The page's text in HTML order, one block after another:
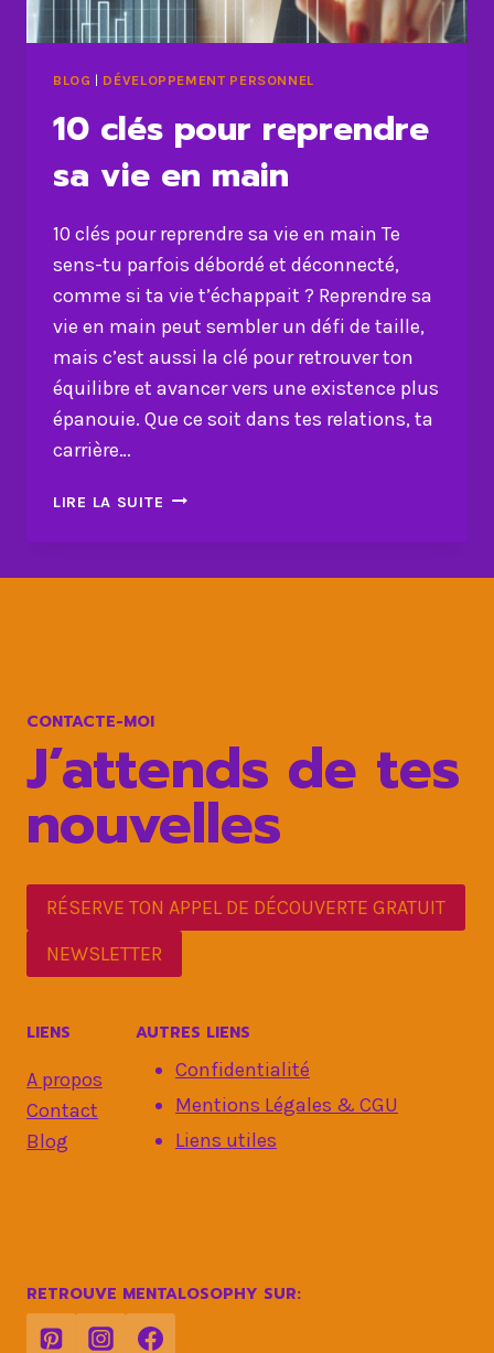
BLOG | DÉVELOPPEMENT PERSONNEL
10 clés pour reprendre
sa vie en main
10 clés pour reprendre sa vie en main Te
sens-tu parfois débordé et déconnecté,
comme si ta vie t’échappait ? Reprendre sa
vie en main peut sembler un défi de taille,
mais c’est aussi la clé pour retrouver ton
équilibre et avancer vers une existence plus
épanouie. Que ce soit dans tes relations, ta
carrière…
LIRE LA SUITE 10
CONTACTE-MOI
J’attends de tes
nouvelles
RÉSERVE TON APPEL DE DÉCOUVERTE GRATUIT
NEWSLETTER
LIENS
A propos
Contact
Blog
AUTRES LIENS
Confidentialité
Mentions Légales & CGU
Liens utiles
RETROUVE MENTALOSOPHY SUR: